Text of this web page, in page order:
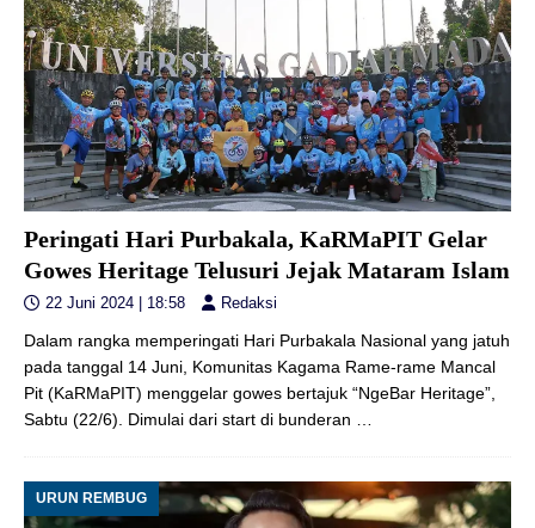
Peringati Hari Purbakala, KaRMaPIT Gelar
Gowes Heritage Telusuri Jejak Mataram Islam
22 Juni 2024 | 18:58 Redaksi
Dalam rangka memperingati Hari Purbakala Nasional yang jatuh
pada tanggal 14 Juni, Komunitas Kagama Rame-rame Mancal
Pit (KaRMaPIT) menggelar gowes bertajuk “NgeBar Heritage”,
Sabtu (22/6). Dimulai dari start di bunderan
URUN REMBUG